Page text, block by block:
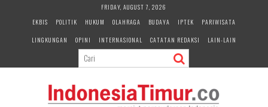
FRIDAY, AUGUST 7, 2026
EKBIS
POLITIK HUKUM OLAHRAGA BUDAYA IPTEK
PARIWISATA
LINGKUNGAN
OPINI INTERNASIONAL CATATAN REDAKSI LAIN-LAIN